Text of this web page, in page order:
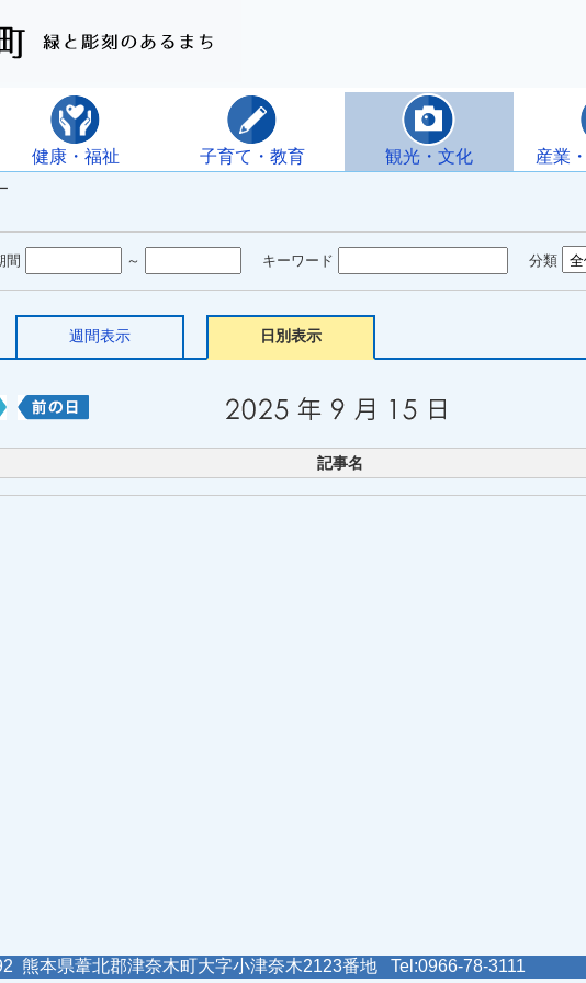
健康・福祉 子育て・教育 観光・文化 産業
間 ～ キーワード 分類
週間表示 日別表示
記事名
熊本県葦北郡津奈木町大字小津奈木2123番地 Tel:0966-78-3111